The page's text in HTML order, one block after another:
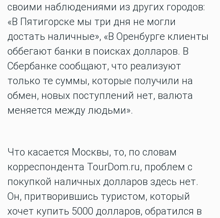
своими наблюдениями из других городов:
«В Пятигорске мы три дня не могли
достать наличные», «В Оренбурге клиенты
оббегают банки в поисках долларов. В
Сбербанке сообщают, что реализуют
только те суммы, которые получили на
обмен, новых поступлений нет, валюта
меняется между людьми».
Что касается Москвы, то, по словам
корреспондента TourDom.ru, проблем с
покупкой наличных долларов здесь нет.
Он, притворившись туристом, который
хочет купить 5000 долларов, обратился в